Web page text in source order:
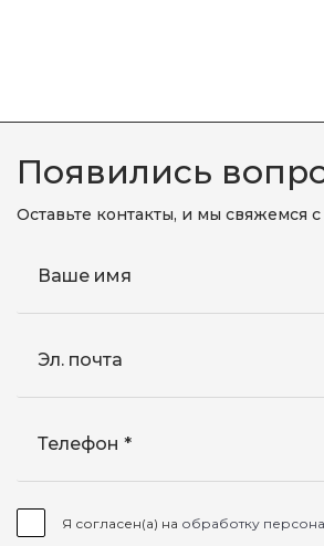
Появились
Оставьте контакты, и мы свяжемся
Ваше имя
Эл. почта
Телефон
Я согласен(а) на обработку